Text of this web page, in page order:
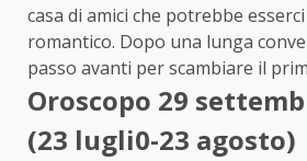
casa di amici che potrebbe
romantico. Dopo una lunga
passo avanti per scambiare il
Oroscopo 29
(23 lugli0-23 agosto)